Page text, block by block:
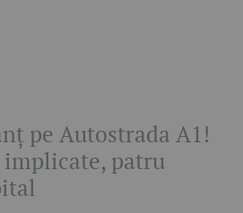
pe Autostrada A1!
implicate, patru